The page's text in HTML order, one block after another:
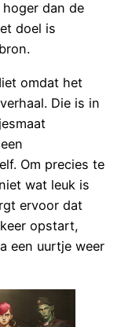
dan de
doel is
omdat het
Die is in
Om precies te
wat leuk is
ervoor dat
opstart,
een uurtje weer